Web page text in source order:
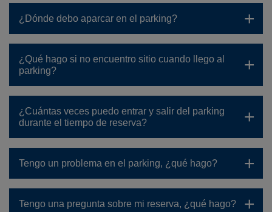
¿Dónde debo aparcar en el parking?
¿Qué hago si no encuentro sitio cuando llego al
parking?
¿Cuántas veces puedo entrar y salir del parking
durante el tiempo de reserva?
Tengo un problema en el parking, ¿qué hago?
Tengo una pregunta sobre mi reserva, ¿qué hago?